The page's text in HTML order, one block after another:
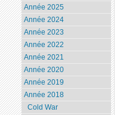
Année 2025
Année 2024
Année 2023
Année 2022
Année 2021
Année 2020
Année 2019
Année 2018
Cold War